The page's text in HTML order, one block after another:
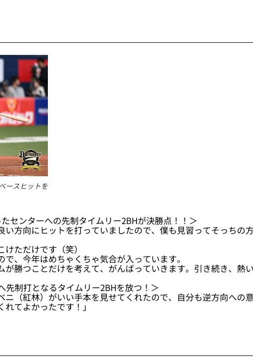
ースヒットを
センターへの先制タイムリー2BHが決勝点！！＞
い方向にヒットを打っていましたので、僕も見習ってそっちの
けただけです（笑）
、今年はめちゃくちゃ気合が入っています。
勝つことだけを考えて、がんばっていきます。引き続き、熱
先制打となるタイムリー2BHを放つ！＞
ニ（紅林）がいい手本を見せてくれたので、自分も逆方向への
てよかったです！」